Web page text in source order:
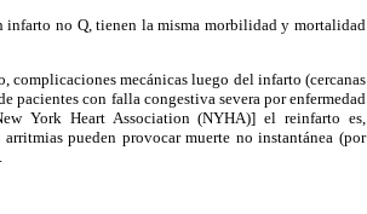
no Q, tienen la misma morbilidad y mortalidad
complicaciones mecánicas luego del infarto (cercanas
pacientes con falla congestiva severa por enfermedad
York Heart Association (NYHA)] el reinfarto es,
pueden provocar muerte no instantánea (por